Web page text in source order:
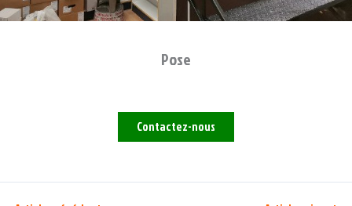
Pose
Contactez-nous